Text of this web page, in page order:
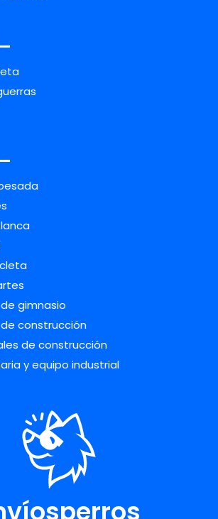
gimnasio
de construcción
de construcción
y equipo industrial